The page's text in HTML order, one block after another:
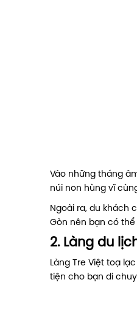
Vào những tháng
núi non hùng vĩ
Ngoài ra, du khách
Gòn nên bạn có thể
2. Làng du
Làng Tre Việt toạ
tiện cho bạn di